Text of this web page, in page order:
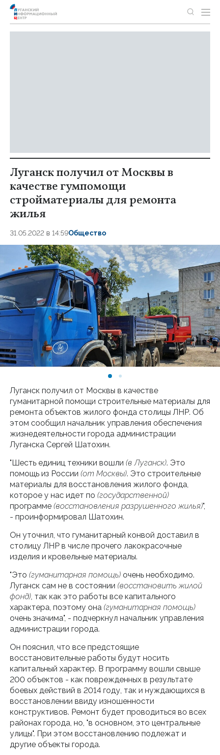
Луганск получил от Москвы в
качестве гумпомощи
стройматериалы для ремонта
жилья
31.05.2022 в 14:59Общество
Луганск получил от Москвы в качестве
гуманитарной помощи строительные материалы для
ремонта объектов жилого фонда столицы ЛНР. Об
этом сообщил начальник управления обеспечения
жизнедеятельности города администрации
Луганска Сергей Шатохин.
"Шесть единиц техники вошли (в Луганск). Это
помощь из России (от Москвы). Это строительные
материалы для восстановления жилого фонда,
которое у нас идет по (государственной)
программе (восстановления разрушенного жилья)",
- проинформировал Шатохин.
Он уточнил, что гуманитарный конвой доставил в
столицу ЛНР в числе прочего лакокрасочные
изделия и кровельные материалы.
"Это (гуманитарная помощь) очень необходимо.
Луганск сам не в состоянии (восстановить жилой
фонд), так как это работы все капитального
характера, поэтому она (гуманитарная помощь)
очень значима", - подчеркнул начальник управления
администрации города.
Он пояснил, что все предстоящие
восстановительные работы будут носить
капитальный характер. В программу вошли свыше
200 объектов - как поврежденных в результате
боевых действий в 2014 году, так и нуждающихся в
восстановлении ввиду изношенности
конструктивов. Ремонт будет проводиться во всех
районах города, но, "в основном, это центральные
улицы". При этом восстановлению подлежат и
другие объекты города.